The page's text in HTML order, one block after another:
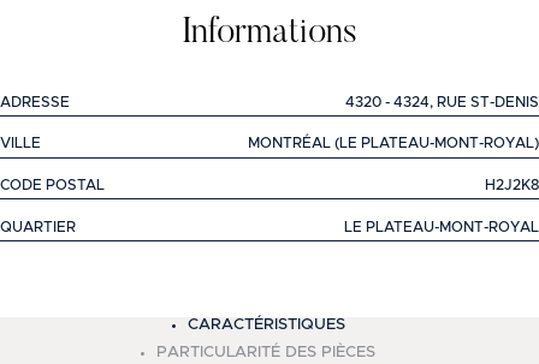
Informations
ADRESSE 4320 - 4324, RUE ST-DENIS
VILLE MONTRÉAL (LE PLATEAU-MONT-ROYAL)
CODE POSTAL H2J2K8
QUARTIER LE PLATEAU-MONT-ROYAL
CARACTÉRISTIQUES
PARTICULARITÉ DES PIÈCES